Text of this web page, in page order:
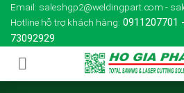
Skip
content
Email: saleshgp2@weldingpart.com -
Hotline hỗ trợ khách hàng: 0911207701 -
73092929